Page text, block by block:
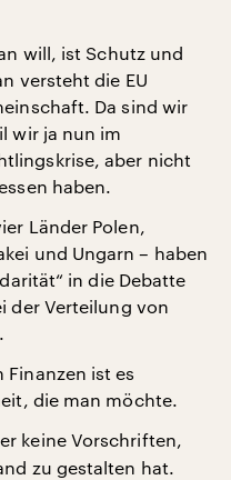
will, ist Schutz und
versteht die EU
Da sind wir
wir ja nun im
aber nicht
haben.
Länder Polen,
und Ungarn – haben
in die Debatte
der Verteilung von
Finanzen ist es
die man möchte.
keine Vorschriften,
zu gestalten hat.